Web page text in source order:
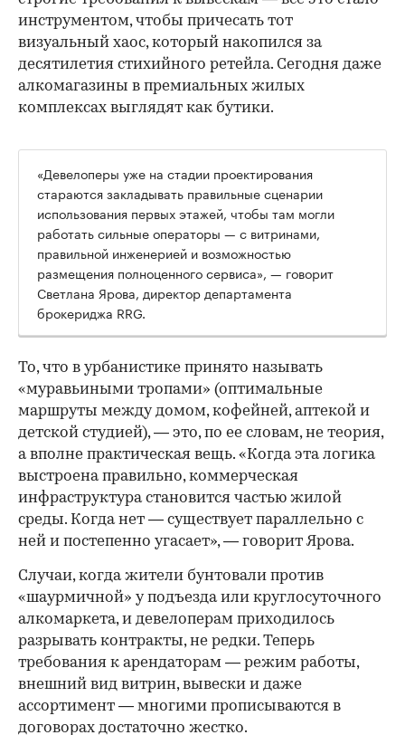
инструментом, чтобы причесать тот
визуальный хаос, который накопился за
десятилетия стихийного ретейла. Сегодня даже
алкомагазины в премиальных жилых
комплексах выглядят как бутики.
00:00
«Девелоперы уже на стадии проектирования
стараются закладывать правильные сценарии
использования первых этажей, чтобы там могли
работать сильные операторы — с витринами,
правильной инженерией и возможностью
размещения полноценного сервиса», — говорит
Светлана Ярова, директор департамента
брокериджа RRG.
То, что в урбанистике принято называть
«муравьиными тропами» (оптимальные
маршруты между домом, кофейней, аптекой и
детской студией), — это, по ее словам, не теория,
а вполне практическая вещь. «Когда эта логика
выстроена правильно, коммерческая
инфраструктура становится частью жилой
среды. Когда нет — существует параллельно с
ней и постепенно угасает», — говорит Ярова.
Случаи, когда жители бунтовали против
«шаурмичной» у подъезда или круглосуточного
алкомаркета, и девелоперам приходилось
разрывать контракты, не редки. Теперь
требования к арендаторам — режим работы,
внешний вид витрин, вывески и даже
ассортимент — многими прописываются в
договорах достаточно жестко.